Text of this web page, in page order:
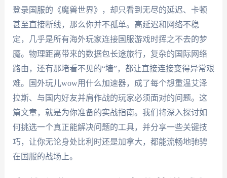
登录国服的《魔兽世界》，却只看到无尽的延迟、卡顿
甚至直接断线，那么你并不孤单。高延迟和网络不稳
定，几乎是所有海外玩家连接国服游戏时挥之不去的梦
魇。物理距离带来的数据包长途旅行，复杂的国际网络
路由，还有那堵看不见的“墙”，都让直接连接变得异常艰
难。国外玩儿wow用什么加速器，成了每个想重温艾泽
拉斯、与国内好友并肩作战的玩家必须面对的问题。这
篇文章，就是为你准备的实战指南。我们将深入探讨如
何挑选一个真正能解决问题的工具，并分享一些关键技
巧，让你无论身处比利时还是加拿大，都能流畅地驰骋
在国服的战场上。